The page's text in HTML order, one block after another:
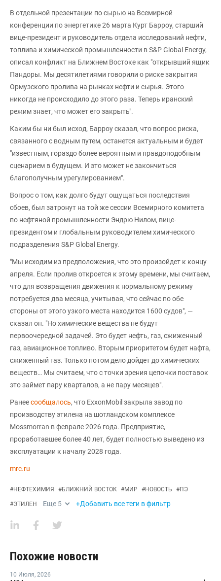
В отдельной презентации по сырью на Всемирной
конференции по энергетике 26 марта Курт Барроу, старший
вице-президент и руководитель отдела исследований нефти,
топлива и химической промышленности в S&P Global Energy,
описал конфликт на Ближнем Востоке как "открывший ящик
Пандоры. Мы десятилетиями говорили о риске закрытия
Ормузского пролива на рынках нефти и сырья. Этого
никогда не происходило до этого раза. Теперь иранский
режим знает, что может его закрыть".
Каким бы ни был исход, Барроу сказал, что вопрос риска,
связанного с водным путем, останется актуальным и будет
"известным, гораздо более вероятным и правдоподобным
сценарием в будущем. И это может не закончиться
благополучным урегулированием".
Вопрос о том, как долго будут ощущаться последствия
сбоев, был затронут на той же сессии Всемирного комитета
по нефтяной промышленности Эндрю Нилом, вице-
президентом и глобальным руководителем химического
подразделения S&P Global Energy.
"Мы исходим из предположения, что это произойдет к концу
апреля. Если пролив откроется к этому времени, мы считаем,
что для возвращения движения к нормальному режиму
потребуется два месяца, учитывая, что сейчас по обе
стороны от этого узкого места находится 1600 судов", —
сказал он. "Но химические вещества не будут
первоочередной задачей. Это будет нефть, газ, сжиженный
газ, авиационное топливо. Вторым приоритетом будет нафта,
сжиженный газ. Только потом дело дойдет до химических
веществ… Мы считаем, что с точки зрения цепочки поставок
это займет пару кварталов, а не пару месяцев".
Ранеесообщалось, что ExxonMobil закрыла завод по
производству этилена на шотландском комплексе
Mossmorran в феврале 2026 года. Предприятие,
проработавшее более 40 лет, будет полностью выведено из
эксплуатации к началу 2028 года.
mrc.ru
#НЕФТЕХИМИЯ #БЛИЖНИЙ ВОСТОК #МИР #НОВОСТЬ #ПЭ
#ЭТИЛЕН Еще 5 +Добавить все теги в фильтр
Похожие новости
10 Июля, 2026